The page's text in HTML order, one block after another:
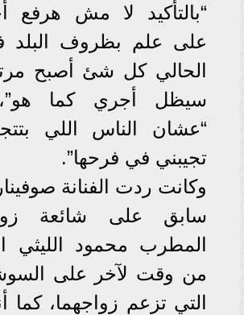
“بالتأكيد لا مش هرفع
على علم بظروف البلد
الحالي كل شئ أصبح
سيظل أجري كما
“عشان الناس اللي
تجيبني في فرحها”.
وكانت ردت الفنانة
سابق على شائعة
المطرب محمود الليثي
من وقت لآخر على
التي تزعم زواجهما، كما